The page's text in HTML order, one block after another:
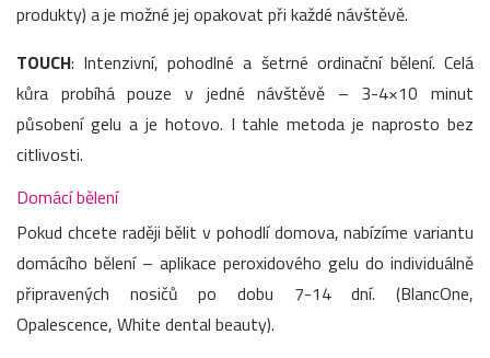
produkty) a je možné jej opakovat při každé návštěvě.
TOUCH: Intenzivní, pohodlné a šetrné ordinační bělení. Celá
kůra probíhá pouze v jedné návštěvě – 3-4×10 minut
působení gelu a je hotovo. I tahle metoda je naprosto bez
citlivosti.
Domácí bělení
Pokud chcete raději bělit v pohodlí domova, nabízíme variantu
domácího bělení – aplikace peroxidového gelu do individuálně
připravených nosičů po dobu 7-14 dní. (BlancOne,
Opalescence, White dental beauty).